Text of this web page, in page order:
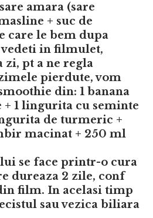
amara (sare
+ suc de
care le bem dupa
vedeti in filmulet,
zi, pt a ne regla
pierdute, vom
din: 1 banana
1 lingurita cu seminte
de turmeric +
macinat + 250 ml
se face printr-o cura
dureaza 2 zile, conf
film. In acelasi timp
sau vezica biliara